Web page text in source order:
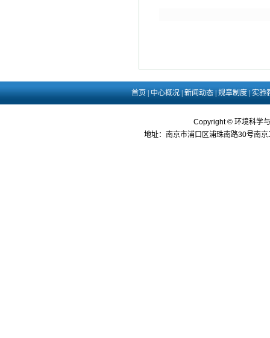
首页|中心概况|新闻动态|规章制度|实验
Copyright © 环境科学
地址：南京市浦口区浦珠南路30号南